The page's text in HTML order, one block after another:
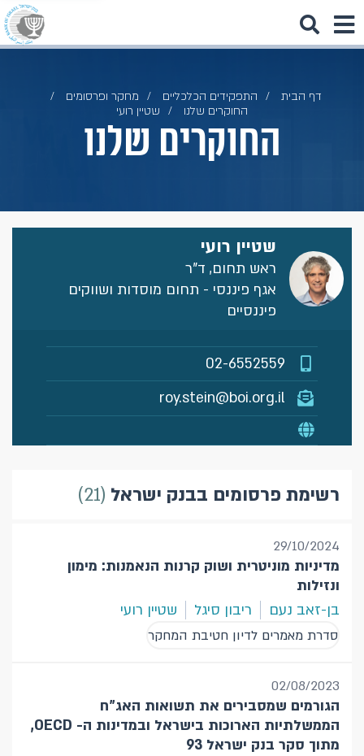
דף הבית התפקידים הכלכליים
מחקר ופרסומים
החוקרים שלנו
שטיין רועי
החוקרים שלנו
שטיין רועי
ראש תחום, ד"ר
אגף פיננסי - תחום מוסדות ושווקים
פיננסיים
02-6552559
roy.stein@boi.org.il
רשימת פרסומים בבנק ישראל 21
29/10/2024
מדיניות מוניטרית ושוק קרנות הנאמנות: מימון
ונזילות
בן-זאב נעם
ריבון סיגל שטיין רועי
סדרת מאמרים לדיון חטיבת המחקר
02/08/2023
הגורמים שמסבירים את תשואות האג"ח
הממשלתיות הארוכות בישראל ובמדינות ה- OECD,
מתוך סקר בנק ישראל 93